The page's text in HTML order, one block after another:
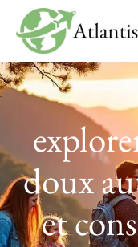
doux
et